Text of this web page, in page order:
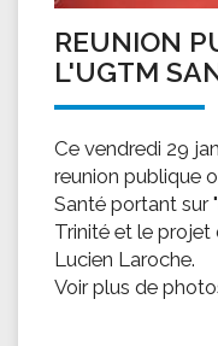
REUNION
L'UGTM
Ce vendredi 29
reunion publique
Santé portant sur
Trinité et le projet
Lucien Laroche.
Voir plus de